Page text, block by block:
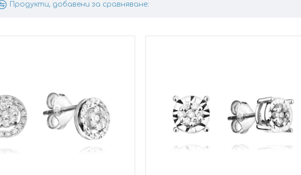
Продукти, добавени за сравняване: